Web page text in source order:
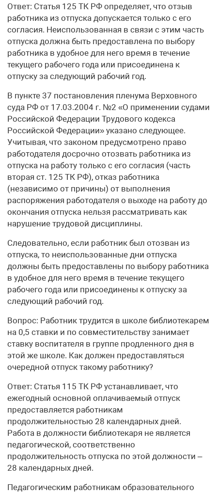
Ответ: Статья 125 ТК РФ определяет, что отзыв
работника из отпуска допускается только с его
согласия. Неиспользованная в связи с этим часть
отпуска должна быть предоставлена по выбору
работника в удобное для него время в течение
текущего рабочего года или присоединена к
отпуску за следующий рабочий год.
В пункте 37 постановления пленума Верховного
суда РФ от 17.03.2004 г. №2 «О применении судами
Российской Федерации Трудового кодекса
Российской Федерации» указано следующее.
Учитывая, что законом предусмотрено право
работодателя досрочно отозвать работника из
отпуска на работу только с его согласия (часть
вторая ст. 125 ТК РФ), отказ работника
(независимо от причины) от выполнения
распоряжения работодателя о выходе на работу до
окончания отпуска нельзя рассматривать как
нарушение трудовой дисциплины.
Следовательно, если работник был отозван из
отпуска, то неиспользованные дни отпуска
должны быть предоставлены по выбору работника
в удобное для него время в течение текущего
рабочего года или присоединены к отпуску за
следующий рабочий год.
Вопрос: Работник трудится в школе библиотекарем
на 0,5 ставки и по совместительству занимает
ставку воспитателя в группе продленного дня в
этой же школе. Как должен предоставляться
очередной отпуск такому работнику?
Ответ: Статья 115 ТК РФ устанавливает, что
ежегодный основной оплачиваемый отпуск
предоставляется работникам
продолжительностью 28 календарных дней.
Работа в должности библиотекаря не является
педагогической, соответственно
продолжительность отпуска по этой должности –
28 календарных дней.
Педагогическим работникам образовательного